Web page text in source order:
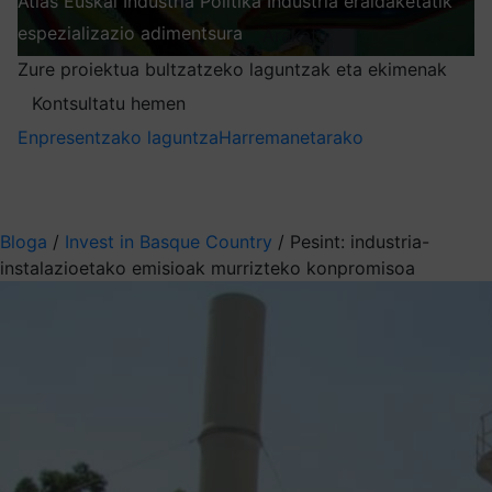
espezializazio adimentsura
Zure proiektua bultzatzeko laguntzak eta ekimenak
Kontsultatu hemen
Enpresentzako laguntzaHarremanetarako
Bloga / Invest in Basque Country / Pesint: industria-
instalazioetako emisioak murrizteko konpromisoa